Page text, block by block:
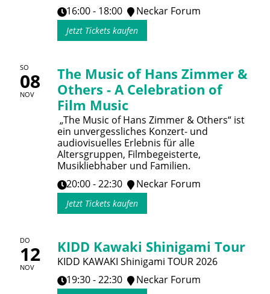
16:00 - 18:00
Neckar Forum
Jetzt Tickets kaufen
SO
08
NOV
The Music of Hans Zimmer &
Others - A Celebration of
Film Music
„The Music of Hans Zimmer & Others“ ist
ein unvergessliches Konzert- und
audiovisuelles Erlebnis für alle
Altersgruppen, Filmbegeisterte,
Musikliebhaber und Familien.
20:00 - 22:30
Neckar Forum
Jetzt Tickets kaufen
DO
12
NOV
KIDD Kawaki Shinigami Tour
KIDD KAWAKI Shinigami TOUR 2026
19:30 - 22:30
Neckar Forum